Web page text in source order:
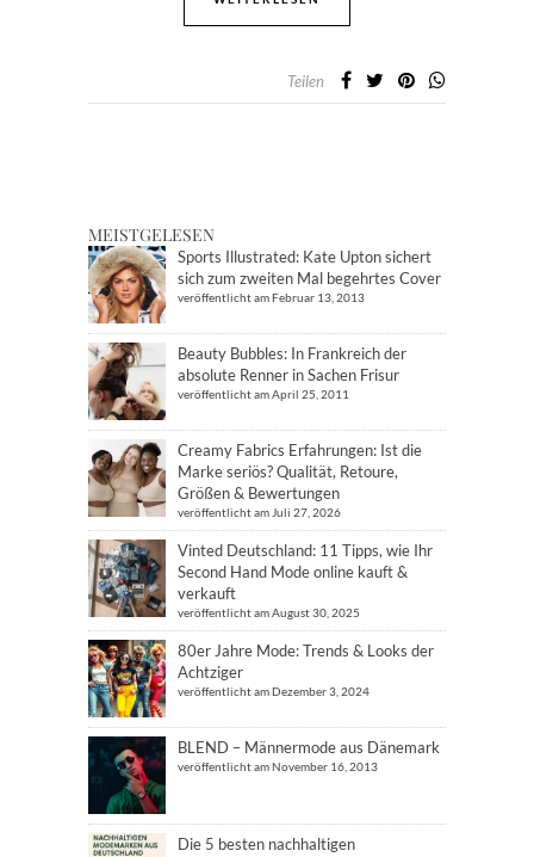
Teilen
MEISTGELESEN
Sports Illustrated: Kate Upton sichert
sich zum zweiten Mal begehrtes Cover
veröffentlicht am Februar 13, 2013
Beauty Bubbles: In Frankreich der
absolute Renner in Sachen Frisur
veröffentlicht am April 25, 2011
Creamy Fabrics Erfahrungen: Ist die
Marke seriös? Qualität, Retoure,
Größen & Bewertungen
veröffentlicht am Juli 27, 2026
Vinted Deutschland: 11 Tipps, wie Ihr
Second Hand Mode online kauft &
verkauft
veröffentlicht am August 30, 2025
80er Jahre Mode: Trends & Looks der
Achtziger
veröffentlicht am Dezember 3, 2024
BLEND – Männermode aus Dänemark
veröffentlicht am November 16, 2013
Die 5 besten nachhaltigen